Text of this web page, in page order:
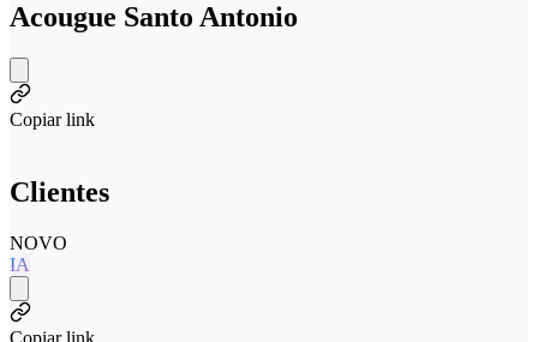
Acougue Santo Antonio
Copiar link
Clientes
NOVO
IA
Copiar link